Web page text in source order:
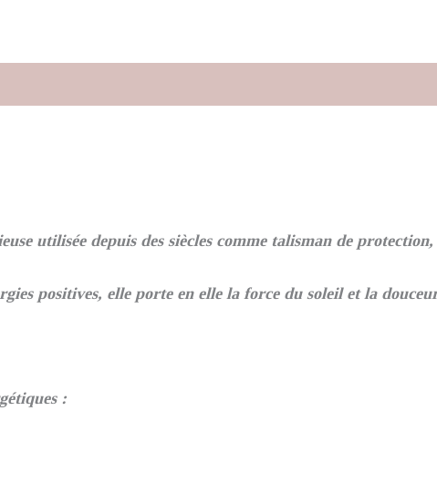
utilisée depuis des siècles comme talisman de
positives, elle porte en elle la force du soleil et la
: